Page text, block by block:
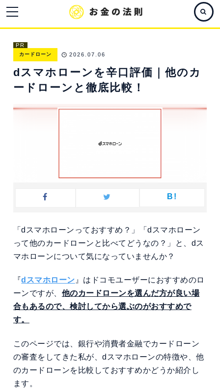
PR
カードローン 2026.07.06
dスマホローンを辛口評価｜他のカ
ードローンと徹底比較！
B!
「dスマホローンっておすすめ？」「dスマホローン
って他のカードローンと比べてどうなの？」と、dス
マホローンについて気になっていませんか？
『dスマホローン 』はドコモユーザーにおすすめのロ
ーンですが、 他のカードローンを選んだ方が良い場
合もあるので、検討してから選ぶのがおすすめで
す。
このページでは、銀行や消費者金融でカードローン
の審査をしてきた私が、dスマホローンの特徴や、他
のカードローンを比較しておすすめかどうか紹介し
ます。